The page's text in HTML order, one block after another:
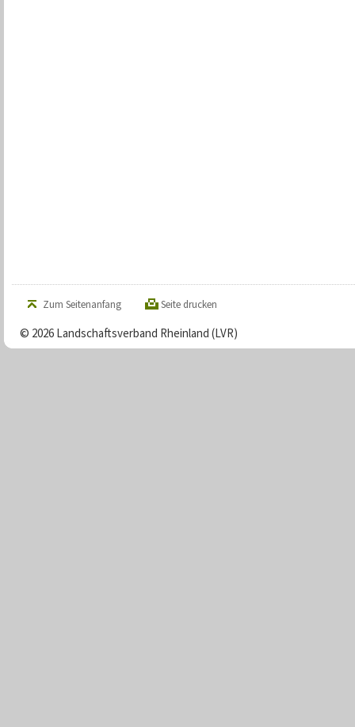
Zum Seitenanfang Seite drucken
© 2026 Landschaftsverband Rheinland (LVR)